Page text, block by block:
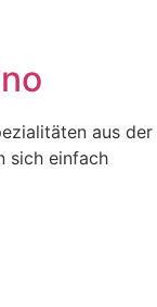
aus der
sich einfach